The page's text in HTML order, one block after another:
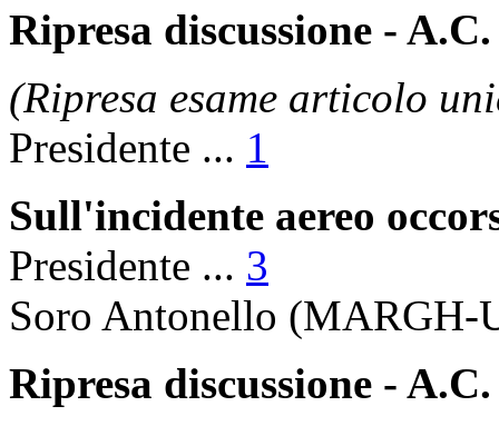
Ripresa discussione -
(Ripresa esame articolo
Presidente ... 1
Sull'incidente aereo
Presidente ... 3
Soro Antonello (MARGH-
Ripresa discussione -